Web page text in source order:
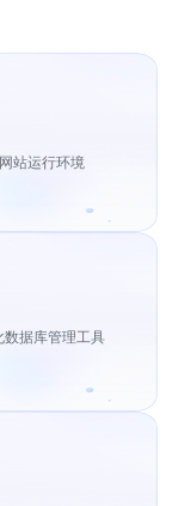
站运行环境
据库管理工具